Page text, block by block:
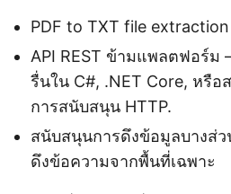
PDF to TXT file
API REST ข้ามแพลตฟอร์ม
รื่นใน C#, .NET Core, หรื
การสนับสนุน HTTP.
สนับสนุนการดึงข้อมูลบางส่
ดึงข้อความจากพื้นที่เฉพาะ